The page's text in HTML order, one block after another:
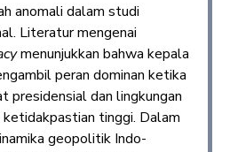
anomali dalam studi
Literatur mengenai
menunjukkan bahwa kepala
peran dominan ketika
presidensial dan lingkungan
tinggi. Dalam
geopolitik Indo-